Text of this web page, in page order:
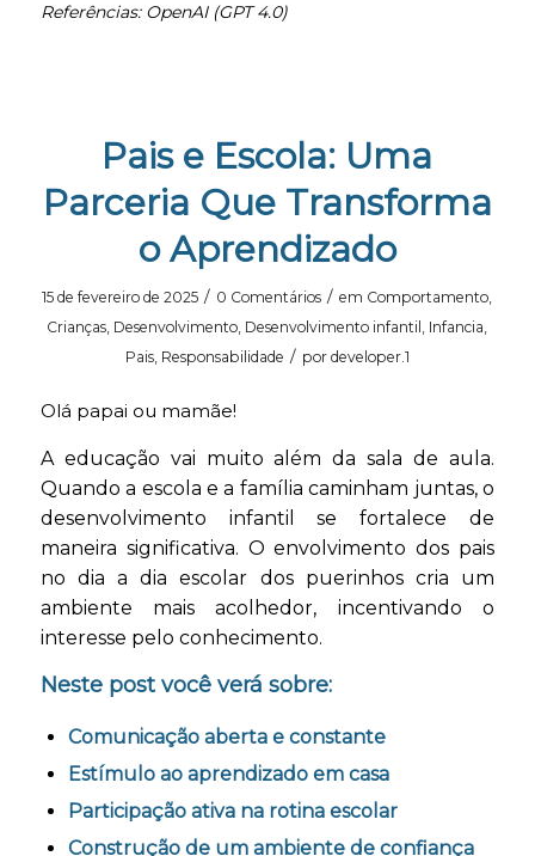
Referências: OpenAI (GPT 4.0)
Pais e Escola: Uma
Parceria Que Transforma
o Aprendizado
15 de fevereiro de 2025 / 0 Comentários / em Comportamento,
Crianças, Desenvolvimento, Desenvolvimento infantil , Infancia,
Pais, Responsabilidade / por developer.1
Olá papai ou mamãe!
A educação vai muito além da sala de aula.
Quando a escola e a família caminham juntas, o
desenvolvimento infantil se fortalece de
maneira significativa. O envolvimento dos pais
no dia a dia escolar dos puerinhos cria um
ambiente mais acolhedor, incentivando o
interesse pelo conhecimento.
Neste post você verá sobre:
Comunicação aberta e constante
Estímulo ao aprendizado em casa
Participação ativa na rotina escolar
Construção de um ambiente de confiança